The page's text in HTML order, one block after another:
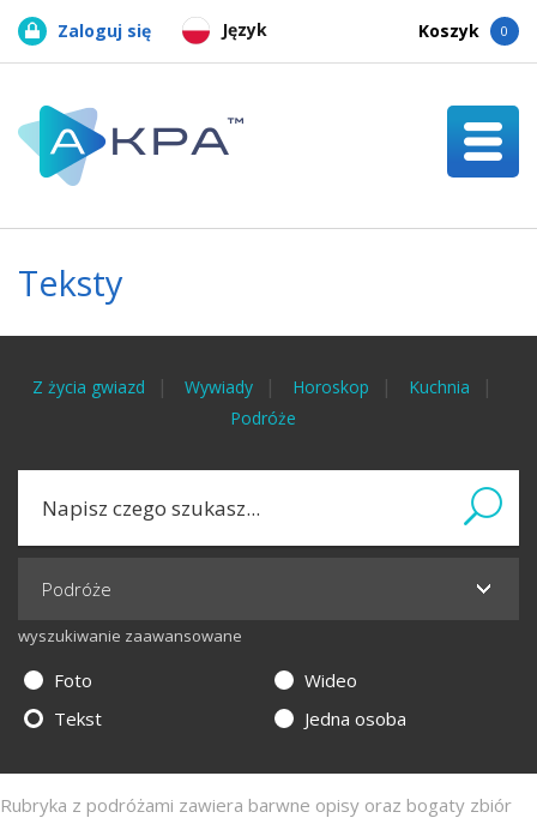
Język
Zaloguj się Koszyk 0
Teksty
Z życia gwiazd Wywiady Horoskop
Kuchnia
Podróże
wyszukiwanie zaawansowane
Foto
Wideo
Tekst
Jedna osoba
Rubryka z podróżami zawiera barwne opisy oraz bogaty zbiór